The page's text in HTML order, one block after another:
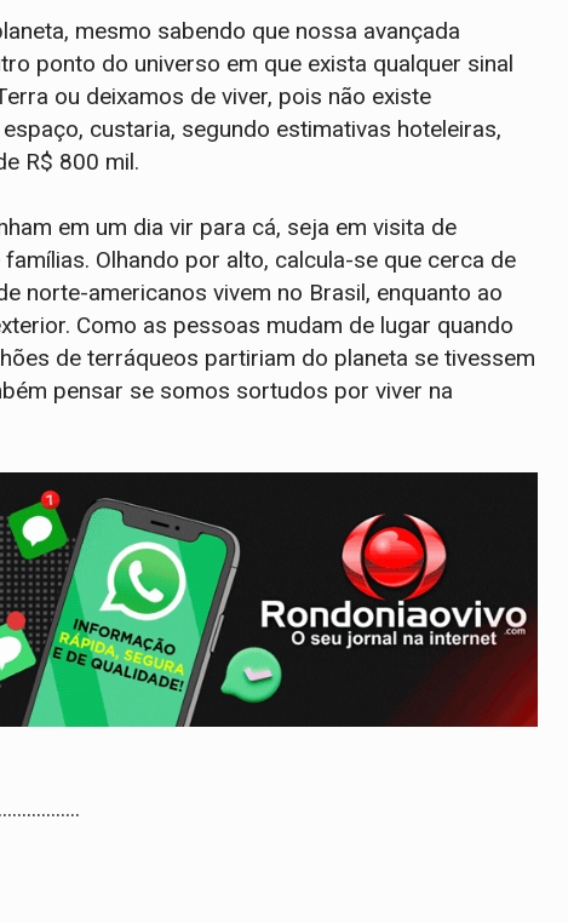
mesmo sabendo que nossa avançada
ponto do universo em que exista qualquer sinal
ou deixamos de viver, pois não existe
custaria, segundo estimativas hoteleiras,
R$ 800 mil.
em um dia vir para cá, seja em visita de
Olhando por alto, calcula-se que cerca de
norte-americanos vivem no Brasil, enquanto ao
Como as pessoas mudam de lugar quando
de terráqueos partiriam do planeta se tivessem
pensar se somos sortudos por viver na